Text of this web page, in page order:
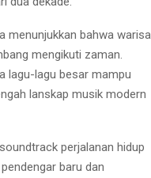
menunjukkan bahwa
mengikuti zaman.
lagu-lagu besar mampu
lanskap musik modern
perjalanan hidup
baru dan